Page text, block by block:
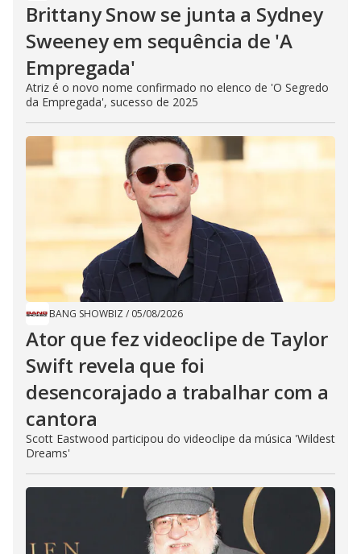
Brittany Snow se junta a Sydney
Sweeney em sequência de ​'A
Empregada​'
Atriz é o novo nome confirmado no elenco de 'O Segredo
da Empregada', sucesso de 2025
BANG SHOWBIZ / 05/08/2026
Ator que fez videoclipe de Taylor
Swift revela que foi
desencorajado a trabalhar com a
cantora
Scott Eastwood participou do videoclipe da música 'Wildest
Dreams'